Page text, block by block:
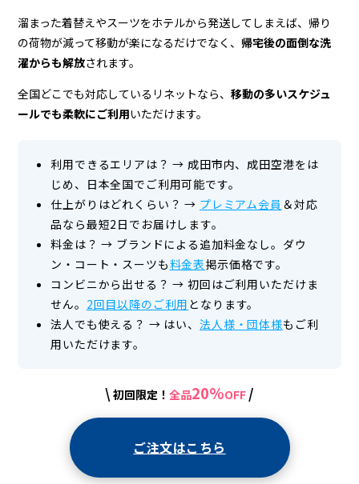
溜まった着替えやスーツをホテルから発送してしまえば、帰り
の荷物が減って移動が楽になるだけでなく、 帰宅後の面倒な洗
濯からも解放されます。
全国どこでも対応しているリネットなら、 移動の多いスケジュ
ールでも柔軟にご利用いただけます。
利用できるエリアは？ → 成田市内、成田空港をは
じめ、日本全国でご利用可能です。
仕上がりはどれくらい？ → プレミアム会員 ＆対応
品なら最短2日でお届けします。
料金は？ → ブランドによる追加料金なし。ダウ
ン・コート・スーツも料金表掲示価格です。
コンビニから出せる？ → 初回はご利用いただけま
せん。 2回目以降のご利用 となります。
法人でも使える？ → はい、 法人様・団体様もご利
用いただけます。
\ 初回限定！ 全品20%OFF /
ご注文はこちら